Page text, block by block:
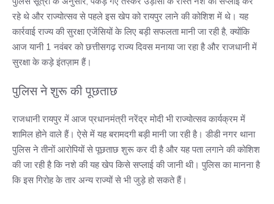
रहे थे और राज्योत्सव से पहले इस खेप को रायपुर लाने की कोशिश में थे। यह
कार्रवाई राज्य की सुरक्षा एजेंसियों के लिए बड़ी सफलता मानी जा रही है, क्योंकि
आज यानी 1 नवंबर को छत्तीसगढ़ राज्य दिवस मनाया जा रहा है और राजधानी में
सुरक्षा के कड़े इंतज़ाम हैं।
पुलिस ने शुरू की पूछताछ
राजधानी रायपुर में आज प्रधानमंत्री नरेंद्र मोदी भी राज्योत्सव कार्यक्रम में
शामिल होने वाले हैं। ऐसे में यह बरामदगी बड़ी मानी जा रही है। डीडी नगर थाना
पुलिस ने तीनों आरोपियों से पूछताछ शुरू कर दी है और यह पता लगाने की कोशिश
की जा रही है कि नशे की यह खेप किसे सप्लाई की जानी थी। पुलिस का मानना है
कि इस गिरोह के तार अन्य राज्यों से भी जुड़े हो सकते हैं।